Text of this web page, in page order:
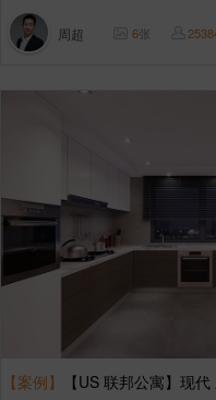
周超 6张
【案例】 【US 联邦公寓】现